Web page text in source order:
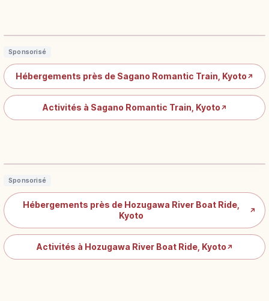
Sponsorisé
Hébergements près de Sagano Romantic Train, Kyoto ↗
Activités à Sagano Romantic Train, Kyoto ↗
Sponsorisé
Hébergements près de Hozugawa River Boat Ride,
Kyoto
↗
Activités à Hozugawa River Boat Ride, Kyoto ↗